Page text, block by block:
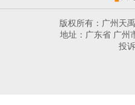
版权所有：广州天
地址：广东省 广州
投